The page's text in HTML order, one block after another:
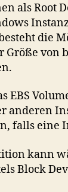
als Root
die
von
EBS
anderen
falls eine
kann
Block